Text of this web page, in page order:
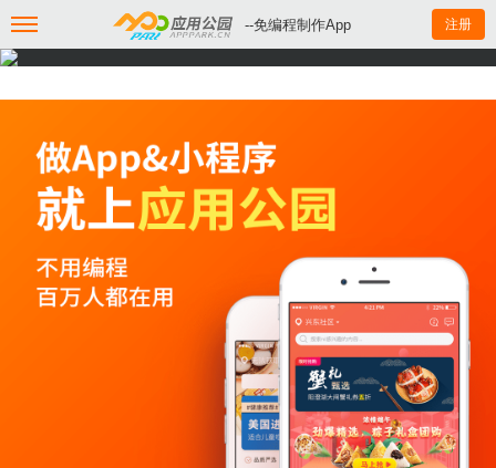
--免编程制作App 注册